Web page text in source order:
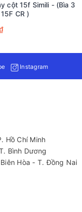
cột 15f Simili - (Bìa 3
CR )
Instagram
Hồ Chí Minh
Bình Dương
Hòa - T. Đồng Nai